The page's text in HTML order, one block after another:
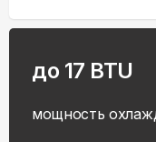
до 17 BTU
мощность